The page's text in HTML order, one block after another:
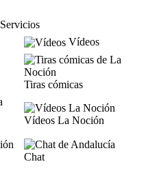
Servicios
Vídeos
Tiras cómicas
Vídeos La Noción
Chat